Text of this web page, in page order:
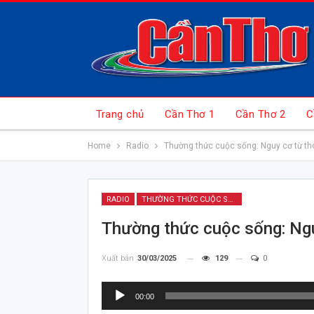
Trang chủ Cần Thơ 1 Cần Thơ 2
Home Radio Thường thức cuộc sống: Nguy cơ từ
RADIO THƯỜNG THỨC CUỘC SỐNG
Thường thức cuộc sống:
Xuất bản 30/03/2025 129 0
Trình
00:00